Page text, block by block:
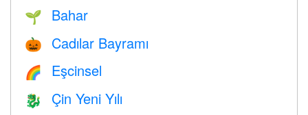
🌱 Bahar
🎃 Cadılar Bayramı
🌈 Eşcinsel
🐉 Çin Yeni Yılı